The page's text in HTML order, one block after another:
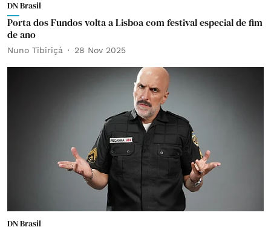
DN Brasil
Porta dos Fundos volta a Lisboa com festival especial de fim
de ano
Nuno Tibiriçá 28 Nov 2025
DN Brasil